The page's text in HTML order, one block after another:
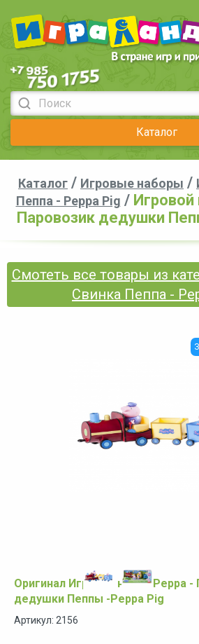
Каталог
Каталог / Игровые наборы /
Пеппа - Peppa Pig / Игровой
Паровозик дедушки
Смотеть все товары из
Свинка Пеппа -
Оригинал Игровой набор Peppa -
дедушки Пеппы -Peppa Pig
Артикул: 2156